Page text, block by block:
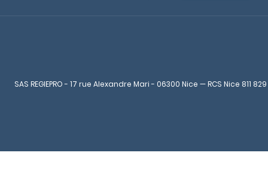
SAS REGIEPRO - 17 rue Alexandre Mari - 06300 Nice — RCS Nice 811